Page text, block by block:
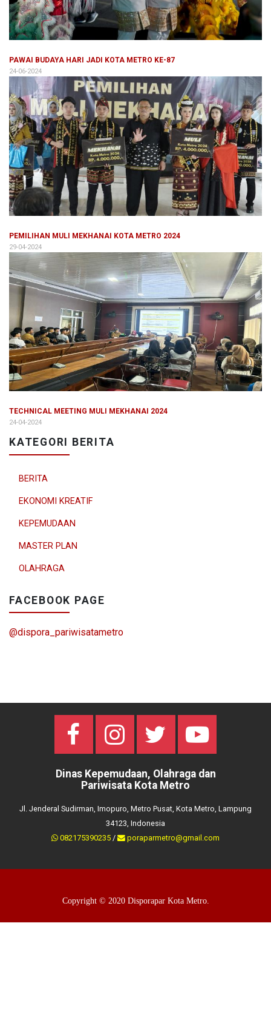
PAWAI BUDAYA HARI JADI KOTA METRO KE-87
24-06-2024
PEMILIHAN MULI MEKHANAI KOTA METRO 2024
29-04-2024
TECHNICAL MEETING MULI MEKHANAI 2024
24-04-2024
KATEGORI BERITA
BERITA
EKONOMI KREATIF
KEPEMUDAAN
MASTER PLAN
OLAHRAGA
FACEBOOK PAGE
@dispora_pariwisatametro
Dinas Kepemudaan, Olahraga dan
Pariwisata Kota Metro
Jl. Jenderal Sudirman, Imopuro, Metro Pusat, Kota Metro, Lampung
34123, Indonesia
082175390235 / poraparmetro@gmail.com
Copyright © 2020 Disporapar Kota Metro.